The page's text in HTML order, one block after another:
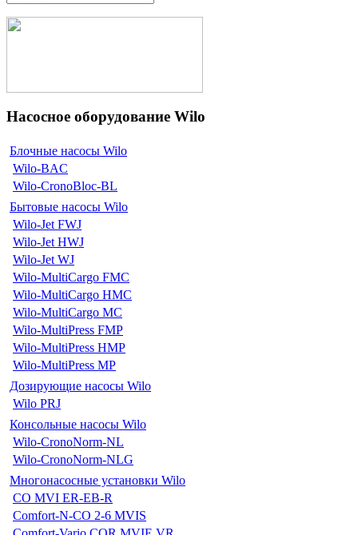
Насосное оборудование Wilo
Блочные насосы Wilo
Wilo-BAC
Wilo-CronoBloc-BL
Бытовые насосы Wilo
Wilo-Jet FWJ
Wilo-Jet HWJ
Wilo-Jet WJ
Wilo-MultiCargo FMC
Wilo-MultiCargo HMC
Wilo-MultiCargo MC
Wilo-MultiPress FMP
Wilo-MultiPress HMP
Wilo-MultiPress MP
Дозирующие насосы Wilo
Wilo PRJ
Консольные насосы Wilo
Wilo-CronoNorm-NL
Wilo-CronoNorm-NLG
Многонасосные установки Wilo
CO MVI ER-EB-R
Comfort-N-CO 2-6 MVIS